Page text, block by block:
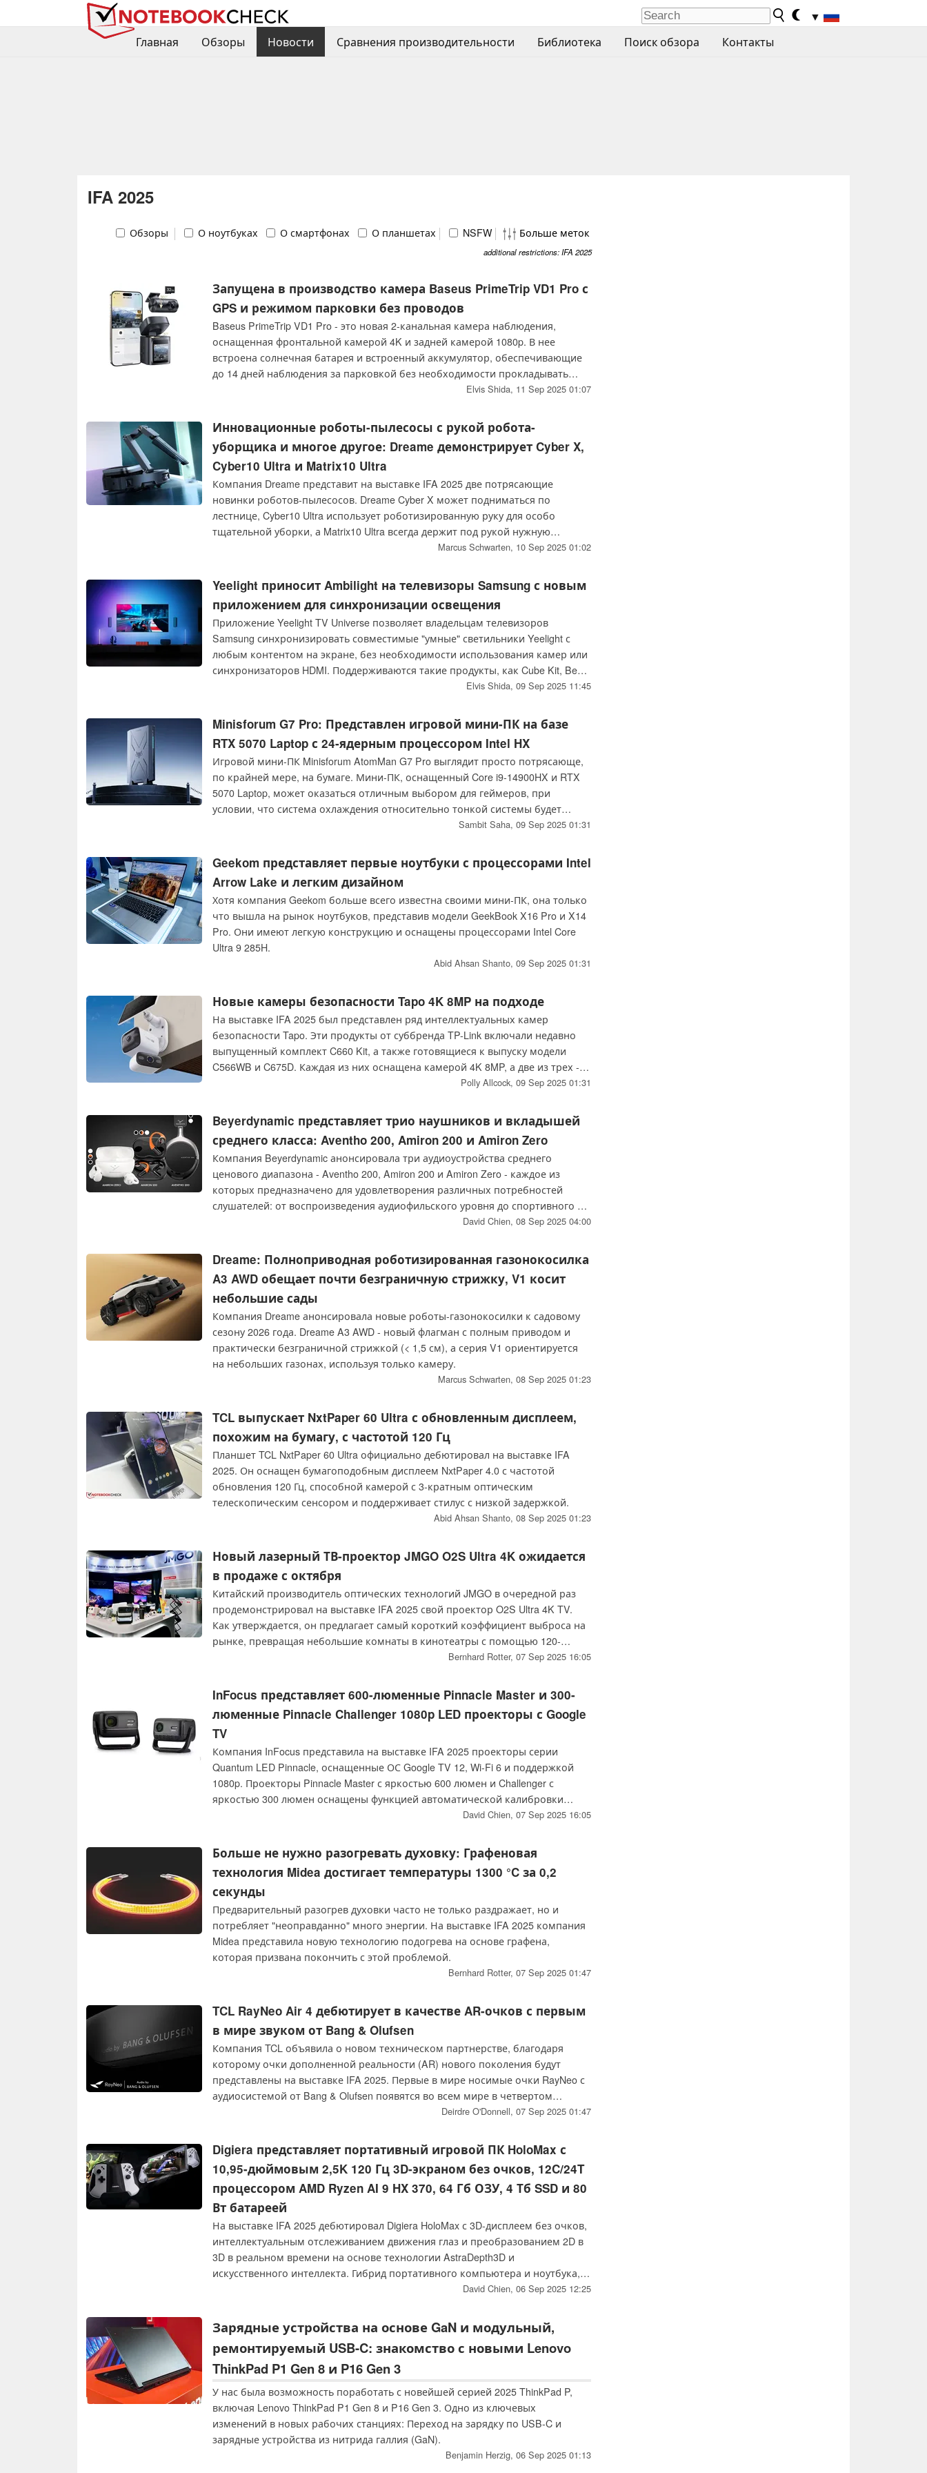
▼
Главная
Обзоры Новости Сравнения производительности Библиотека Поиск обзора Контакты
IFA 2025
Обзоры О ноутбуках О смартфонах О планшетах NSFW Больше меток
additional restrictions: IFA 2025
Запущена в производство камера Baseus PrimeTrip VD1 Pro с
GPS и режимом парковки без проводов
Baseus PrimeTrip VD1 Pro - это новая 2-канальная камера наблюдения,
оснащенная фронтальной камерой 4K и задней камерой 1080p. В нее
встроена солнечная батарея и встроенный аккумулятор, обеспечивающие
до 14 дней наблюдения за парковкой без необходимости прокладывать
Elvis Shida, 11 Sep 2025 01:07
Инновационные роботы-пылесосы с рукой робота-
уборщика и многое другое: Dreame демонстрирует Cyber X,
Cyber10 Ultra и Matrix10 Ultra
Компания Dreame представит на выставке IFA 2025 две потрясающие
новинки роботов-пылесосов. Dreame Cyber X может подниматься по
лестнице, Cyber10 Ultra использует роботизированную руку для особо
тщательной уборки, а Matrix10 Ultra всегда держит под рукой нужную
Marcus Schwarten, 10 Sep 2025 01:02
Yeelight приносит Ambilight на телевизоры Samsung с новым
приложением для синхронизации освещения
Приложение Yeelight TV Universe позволяет владельцам телевизоров
Samsung синхронизировать совместимые "умные" светильники Yeelight с
любым контентом на экране, без необходимости использования камер или
синхронизаторов HDMI. Поддерживаются такие продукты, как Cube Kit, Beam
Elvis Shida, 09 Sep 2025 11:45
Minisforum G7 Pro: Представлен игровой мини-ПК на базе
RTX 5070 Laptop с 24-ядерным процессором Intel HX
Игровой мини-ПК Minisforum AtomMan G7 Pro выглядит просто потрясающе,
по крайней мере, на бумаге. Мини-ПК, оснащенный Core i9-14900HX и RTX
5070 Laptop, может оказаться отличным выбором для геймеров, при
условии, что система охлаждения относительно тонкой системы будет
Sambit Saha, 09 Sep 2025 01:31
Geekom представляет первые ноутбуки с процессорами Intel
Arrow Lake и легким дизайном
Хотя компания Geekom больше всего известна своими мини-ПК, она только
что вышла на рынок ноутбуков, представив модели GeekBook X16 Pro и X14
Pro. Они имеют легкую конструкцию и оснащены процессорами Intel Core
Ultra 9 285H.
Abid Ahsan Shanto, 09 Sep 2025 01:31
Новые камеры безопасности Tapo 4K 8MP на подходе
На выставке IFA 2025 был представлен ряд интеллектуальных камер
безопасности Tapo. Эти продукты от суббренда TP-Link включали недавно
выпущенный комплект C660 Kit, а также готовящиеся к выпуску модели
C566WB и C675D. Каждая из них оснащена камерой 4K 8MP, а две из трех -
Polly Allcock, 09 Sep 2025 01:31
Beyerdynamic представляет трио наушников и вкладышей
среднего класса: Aventho 200, Amiron 200 и Amiron Zero
Компания Beyerdynamic анонсировала три аудиоустройства среднего
ценового диапазона - Aventho 200, Amiron 200 и Amiron Zero - каждое из
которых предназначено для удовлетворения различных потребностей
слушателей: от воспроизведения аудиофильского уровня до спортивного и
легкого дизайна. Все модели оснащены Bluetooth, микрофонами с функцией
David Chien, 08 Sep 2025 04:00
Dreame: Полноприводная роботизированная газонокосилка
A3 AWD обещает почти безграничную стрижку, V1 косит
небольшие сады
Компания Dreame анонсировала новые роботы-газонокосилки к садовому
сезону 2026 года. Dreame A3 AWD - новый флагман с полным приводом и
практически безграничной стрижкой (< 1,5 см), а серия V1 ориентируется
на небольших газонах, используя только камеру.
Marcus Schwarten, 08 Sep 2025 01:23
TCL выпускает NxtPaper 60 Ultra с обновленным дисплеем,
похожим на бумагу, с частотой 120 Гц
Планшет TCL NxtPaper 60 Ultra официально дебютировал на выставке IFA
2025. Он оснащен бумагоподобным дисплеем NxtPaper 4.0 с частотой
обновления 120 Гц, способной камерой с 3-кратным оптическим
телескопическим сенсором и поддерживает стилус с низкой задержкой.
Abid Ahsan Shanto, 08 Sep 2025 01:23
Новый лазерный ТВ-проектор JMGO O2S Ultra 4K ожидается
в продаже с октября
Китайский производитель оптических технологий JMGO в очередной раз
продемонстрировал на выставке IFA 2025 свой проектор O2S Ultra 4K TV.
Как утверждается, он предлагает самый короткий коэффициент выброса на
рынке, превращая небольшие комнаты в кинотеатры с помощью 120-
Bernhard Rotter, 07 Sep 2025 16:05
InFocus представляет 600-люменные Pinnacle Master и 300-
люменные Pinnacle Challenger 1080p LED проекторы с Google
TV
Компания InFocus представила на выставке IFA 2025 проекторы серии
Quantum LED Pinnacle, оснащенные ОС Google TV 12, Wi-Fi 6 и поддержкой
1080p. Проекторы Pinnacle Master с яркостью 600 люмен и Challenger с
яркостью 300 люмен оснащены функцией автоматической калибровки
изображения, а размер экрана может достигать 150 дюймов.
David Chien, 07 Sep 2025 16:05
Больше не нужно разогревать духовку: Графеновая
технология Midea достигает температуры 1300 °C за 0,2
секунды
Предварительный разогрев духовки часто не только раздражает, но и
потребляет "неоправданно" много энергии. На выставке IFA 2025 компания
Midea представила новую технологию подогрева на основе графена,
которая призвана покончить с этой проблемой.
Bernhard Rotter, 07 Sep 2025 01:47
TCL RayNeo Air 4 дебютирует в качестве AR-очков с первым
в мире звуком от Bang & Olufsen
Компания TCL объявила о новом техническом партнерстве, благодаря
которому очки дополненной реальности (AR) нового поколения будут
представлены на выставке IFA 2025. Первые в мире носимые очки RayNeo с
аудиосистемой от Bang & Olufsen появятся во всем мире в четвертом
квартале этого года, но в некоторых регионах их можно будет увидеть
Deirdre O'Donnell, 07 Sep 2025 01:47
Digiera представляет портативный игровой ПК HoloMax с
10,95-дюймовым 2,5K 120 Гц 3D-экраном без очков, 12C/24T
процессором AMD Ryzen AI 9 HX 370, 64 Гб ОЗУ, 4 Тб SSD и 80
Вт батареей
На выставке IFA 2025 дебютировал Digiera HoloMax с 3D-дисплеем без очков,
интеллектуальным отслеживанием движения глаз и преобразованием 2D в
3D в реальном времени на основе технологии AstraDepth3D и
искусственного интеллекта. Гибрид портативного компьютера и ноутбука,
доступный в трех уровнях на базе процессора AMD, предлагает до 64 ГБ
портативных игр.
David Chien, 06 Sep 2025 12:25
Зарядные устройства на основе GaN и модульный,
ремонтируемый USB-C: знакомство с новыми Lenovo
ThinkPad P1 Gen 8 и P16 Gen 3
У нас была возможность поработать с новейшей серией 2025 ThinkPad P,
включая Lenovo ThinkPad P1 Gen 8 и P16 Gen 3. Одно из ключевых
изменений в новых рабочих станциях: Переход на зарядку по USB-C и
зарядные устройства из нитрида галлия (GaN).
Benjamin Herzig, 06 Sep 2025 01:13